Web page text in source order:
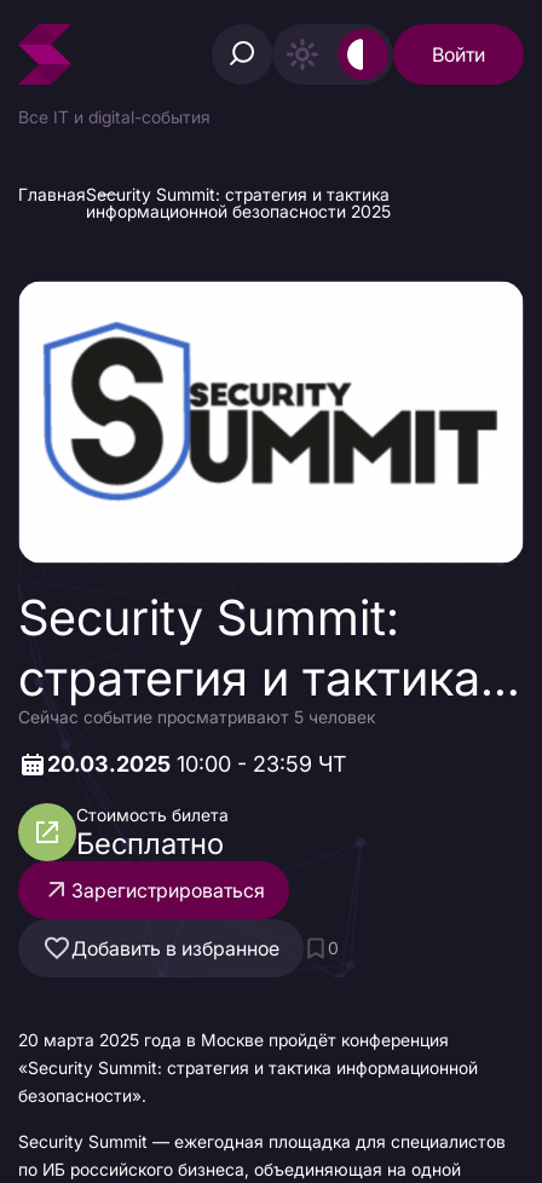
Войти
Все IT и digital-события
ГлавнаяSecurity Summit: стратегия и тактика
информационной безопасности 2025
Security Summit:
стратегия и тактика
информационной
безопасности 2025
Сейчас событие просматривают 5 человек
20.03.2025 10:00 - 23:59 ЧТ
Стоимость билета
Бесплатно
Зарегистрироваться
Добавить в избранное 0
20 марта 2025 года в Москве пройдёт конференция
«Security Summit: стратегия и тактика информационной
безопасности».
Security Summit — ежегодная площадка для специалистов
по ИБ российского бизнеса, объединяющая на одной